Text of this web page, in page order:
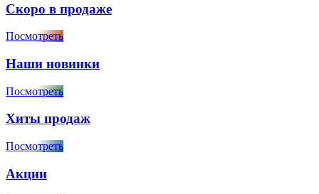
Скоро в продаже
Посмотреть
Наши новинки
Посмотреть
Хиты продаж
Посмотреть
Акции